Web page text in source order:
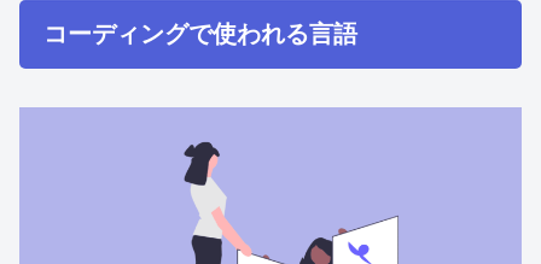
コーディングで使われる言語